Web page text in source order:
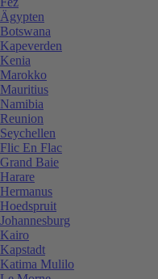
Ägypten
Botswana
Kapeverden
Kenia
Marokko
Mauritius
Namibia
Reunion
Seychellen
Flic En Flac
Grand Baie
Harare
Hermanus
Hoedspruit
Johannesburg
Kairo
Kapstadt
Katima Mulilo